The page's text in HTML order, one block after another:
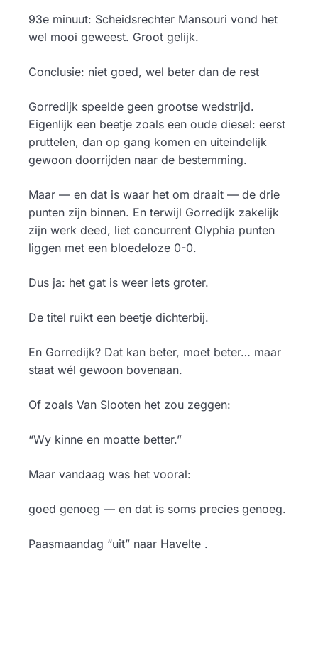
93e minuut: Scheidsrechter Mansouri vond het
wel mooi geweest. Groot gelijk.
Conclusie: niet goed, wel beter dan de rest
Gorredijk speelde geen grootse wedstrijd.
Eigenlijk een beetje zoals een oude diesel: eerst
pruttelen, dan op gang komen en uiteindelijk
gewoon doorrijden naar de bestemming.
Maar — en dat is waar het om draait — de drie
punten zijn binnen. En terwijl Gorredijk zakelijk
zijn werk deed, liet concurrent Olyphia punten
liggen met een bloedeloze 0-0.
Dus ja: het gat is weer iets groter.
De titel ruikt een beetje dichterbij.
En Gorredijk? Dat kan beter, moet beter… maar
staat wél gewoon bovenaan.
Of zoals Van Slooten het zou zeggen:
“Wy kinne en moatte better.”
Maar vandaag was het vooral:
goed genoeg — en dat is soms precies genoeg.
Paasmaandag “uit” naar Havelte .